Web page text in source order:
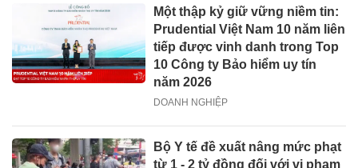
Một thập kỷ giữ vững niềm tin:
Prudential Việt Nam 10 năm liên
tiếp được vinh danh trong Top
10 Công ty Bảo hiểm uy tín
năm 2026
DOANH NGHIỆP
Bộ Y tế đề xuất nâng mức phạt
từ 1 - 2 tỷ đồng đối với vi phạm